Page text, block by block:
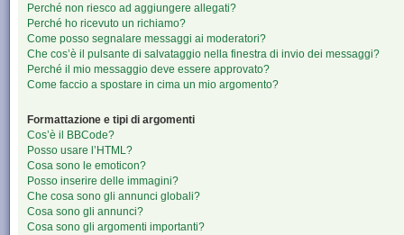
Perché non riesco ad aggiungere allegati?
Perché ho ricevuto un richiamo?
Come posso segnalare messaggi ai moderatori?
Che cos’è il pulsante di salvataggio nella finestra di invio dei messaggi?
Perché il mio messaggio deve essere approvato?
Come faccio a spostare in cima un mio argomento?
Formattazione e tipi di argomenti
Cos’è il BBCode?
Posso usare l’HTML?
Cosa sono le emoticon?
Posso inserire delle immagini?
Che cosa sono gli annunci globali?
Cosa sono gli annunci?
Cosa sono gli argomenti importanti?